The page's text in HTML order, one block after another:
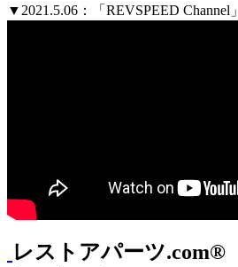
▼2021.5.06：「REVSPEED Channel」
レストアパーツ.com®